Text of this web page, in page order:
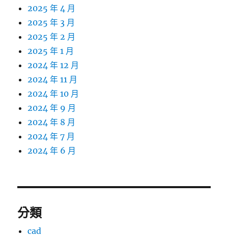
2025 年 4 月
2025 年 3 月
2025 年 2 月
2025 年 1 月
2024 年 12 月
2024 年 11 月
2024 年 10 月
2024 年 9 月
2024 年 8 月
2024 年 7 月
2024 年 6 月
分類
cad